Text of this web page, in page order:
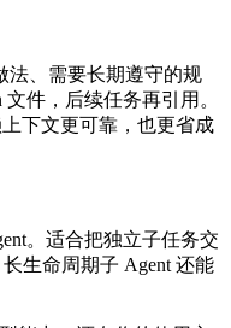
法、需要长期遵守的规
件，后续任务再引用。
下文更可靠，也更省成
。适合把独立子任务交
生命周期子 Agent 还能